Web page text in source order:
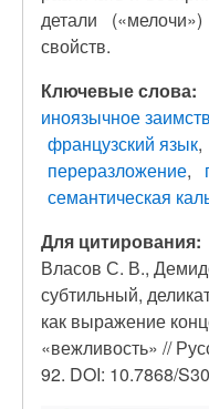
детали
свойств.
Ключевые слова:
иноязычное
французский язык
переразложение
семантическая
Для цитирования:
Власов С. В.,
субтильный,
как выражение
«вежливость» //
92. DOI: 10.7868/